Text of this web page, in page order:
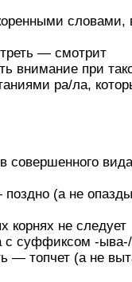
словами,
— смотрит
внимание при
ра/ла,
совершенного
(а не
корнях не следует
с суффиксом -
— топчет (а не